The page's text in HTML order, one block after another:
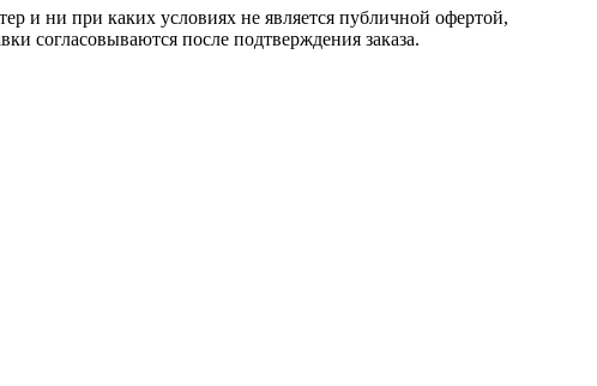
и ни при каких условиях не является публичной офертой,
согласовываются после подтверждения заказа.